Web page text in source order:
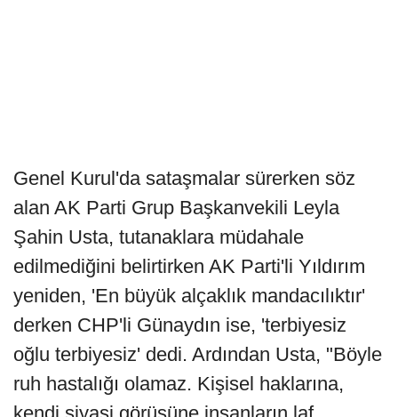
Genel Kurul'da sataşmalar sürerken söz
alan AK Parti Grup Başkanvekili Leyla
Şahin Usta, tutanaklara müdahale
edilmediğini belirtirken AK Parti'li Yıldırım
yeniden, 'En büyük alçaklık mandacılıktır'
derken CHP'li Günaydın ise, 'terbiyesiz
oğlu terbiyesiz' dedi. Ardından Usta, "Böyle
ruh hastalığı olamaz. Kişisel haklarına,